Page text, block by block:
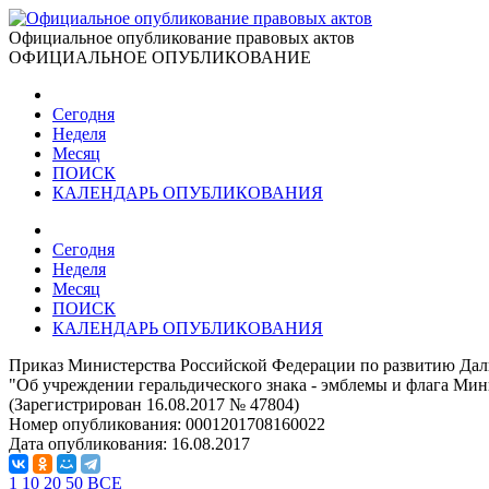
Официальное опубликование правовых актов
ОФИЦИАЛЬНОЕ ОПУБЛИКОВАНИЕ
Сегодня
Неделя
Месяц
ПОИСК
КАЛЕНДАРЬ ОПУБЛИКОВАНИЯ
Сегодня
Неделя
Месяц
ПОИСК
КАЛЕНДАРЬ ОПУБЛИКОВАНИЯ
Приказ Министерства Российской Федерации по развитию
"Об учреждении геральдического знака - эмблемы и флага
(Зарегистрирован 16.08.2017 № 47804)
Номер опубликования: 0001201708160022
Дата опубликования: 16.08.2017
1 10 20 50 ВСЕ